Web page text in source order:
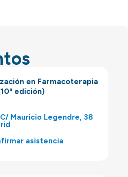
en Farmacoterapia
edición)
Mauricio Legendre, 38
asistencia